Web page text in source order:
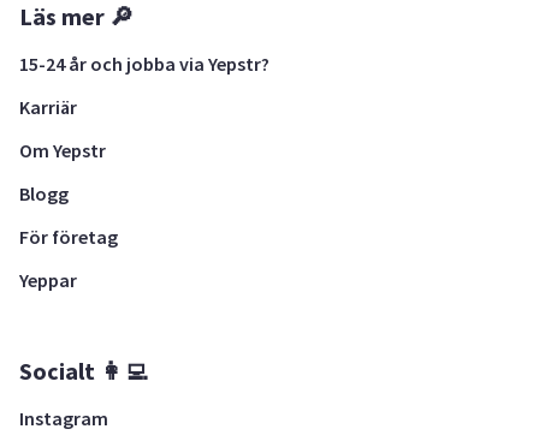
Läs mer 🔎
15-24 år och jobba via Yepstr?
Karriär
Om Yepstr
Blogg
För företag
Yeppar
Socialt 👩‍💻
Instagram